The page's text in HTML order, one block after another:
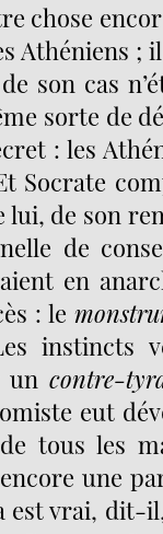
chose
Athéniens ;
son cas
sorte de
: les
Socrate
lui, de son
de
en
: le
instincts
un contre-
eut
tous les
une
est vrai, dit-